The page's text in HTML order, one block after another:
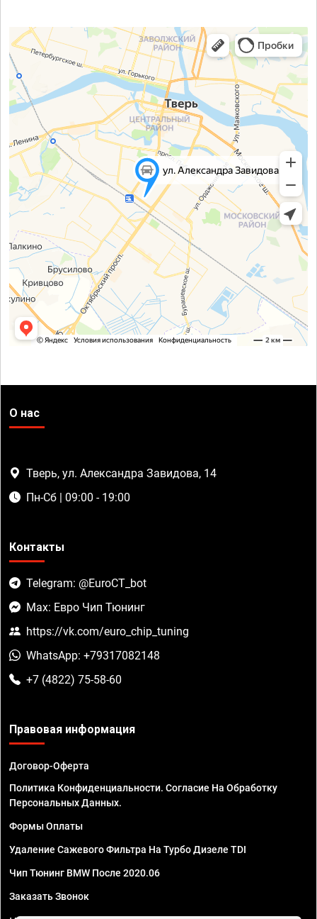
О нас
Тверь, ул. Александра Завидова, 14
Пн-Сб | 09:00 - 19:00
Контакты
Telegram: @EuroCT_bot
Max: Евро Чип Тюнинг
https://vk.com/euro_chip_tuning
WhatsApp: +79317082148
+7 (4822) 75-58-60
Правовая информация
Договор-Оферта
Политика Конфиденциальности. Согласие На Обработку
Персональных Данных.
Формы Оплаты
Удаление Сажевого Фильтра На Турбо Дизеле TDI
Чип Тюнинг BMW После 2020.06
Заказать Звонок